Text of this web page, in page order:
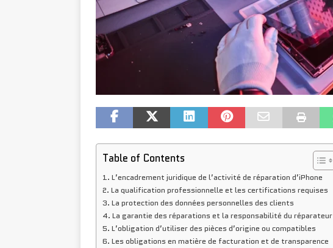
Table of Contents
L’encadrement juridique de l’activité de réparation d’iPhone
La qualification professionnelle et les certifications requises
La protection des données personnelles des clients
La garantie des réparations et la responsabilité du réparateur
L’obligation d’utiliser des pièces d’origine ou compatibles
Les obligations en matière de facturation et de transparence